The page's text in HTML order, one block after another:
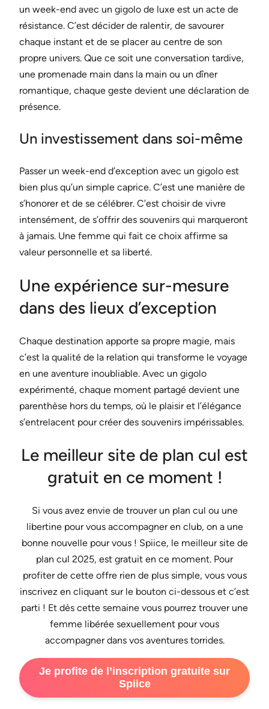
un week-end avec un gigolo de luxe est un acte de
résistance. C’est décider de ralentir, de savourer
chaque instant et de se placer au centre de son
propre univers. Que ce soit une conversation tardive,
une promenade main dans la main ou un dîner
romantique, chaque geste devient une déclaration de
présence.
Un investissement dans soi-même
Passer un week-end d’exception avec un gigolo est
bien plus qu’un simple caprice. C’est une manière de
s’honorer et de se célébrer. C’est choisir de vivre
intensément, de s’offrir des souvenirs qui marqueront
à jamais. Une femme qui fait ce choix affirme sa
valeur personnelle et sa liberté.
Une expérience sur-mesure
dans des lieux d’exception
Chaque destination apporte sa propre magie, mais
c’est la qualité de la relation qui transforme le voyage
en une aventure inoubliable. Avec un gigolo
expérimenté, chaque moment partagé devient une
parenthèse hors du temps, où le plaisir et l’élégance
s’entrelacent pour créer des souvenirs impérissables.
Le meilleur site de plan cul est
gratuit en ce moment !
Si vous avez envie de trouver un plan cul ou une
libertine pour vous accompagner en club, on a une
bonne nouvelle pour vous ! Spiice, le meilleur site de
plan cul 2025, est gratuit en ce moment. Pour
profiter de cette offre rien de plus simple, vous vous
inscrivez en cliquant sur le bouton ci-dessous et c’est
parti ! Et dès cette semaine vous pourrez trouver une
femme libérée sexuellement pour vous
accompagner dans vos aventures torrides.
Je profite de l’inscription gratuite sur
Spiice